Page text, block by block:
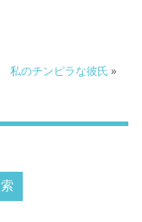
私のチンピラな彼氏 »